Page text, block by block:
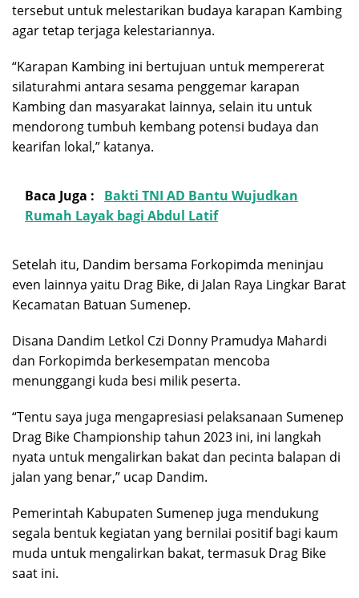
tersebut untuk melestarikan budaya karapan Kambing
agar tetap terjaga kelestariannya.
“Karapan Kambing ini bertujuan untuk mempererat
silaturahmi antara sesama penggemar karapan
Kambing dan masyarakat lainnya, selain itu untuk
mendorong tumbuh kembang potensi budaya dan
kearifan lokal,” katanya.
Baca Juga :
Bakti TNI AD Bantu Wujudkan
Rumah Layak bagi Abdul Latif
Setelah itu, Dandim bersama Forkopimda meninjau
even lainnya yaitu Drag Bike, di Jalan Raya Lingkar Barat
Kecamatan Batuan Sumenep.
Disana Dandim Letkol Czi Donny Pramudya Mahardi
dan Forkopimda berkesempatan mencoba
menunggangi kuda besi milik peserta.
“Tentu saya juga mengapresiasi pelaksanaan Sumenep
Drag Bike Championship tahun 2023 ini, ini langkah
nyata untuk mengalirkan bakat dan pecinta balapan di
jalan yang benar,” ucap Dandim.
Pemerintah Kabupaten Sumenep juga mendukung
segala bentuk kegiatan yang bernilai positif bagi kaum
muda untuk mengalirkan bakat, termasuk Drag Bike
saat ini.